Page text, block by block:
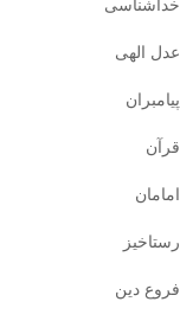
خداشناسی
عدل الهی
پیامبران
قرآن
امامان
رستاخیز
فروع دین